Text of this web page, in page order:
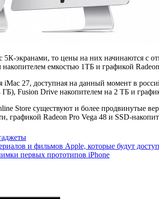
экранами, то цены на них начинаются с
емкостью 1ТБ и графикой
27, доступная на данный момент в
Fusion Drive накопителем на 2 ТБ и
Store существуют и более продвинутые
графикой Radeon Pro Vega 48 и SSD-
и фильмов Apple, которые будут
первых прототипов iPhone